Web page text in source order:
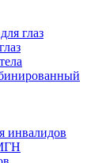
глаз
инвалидов